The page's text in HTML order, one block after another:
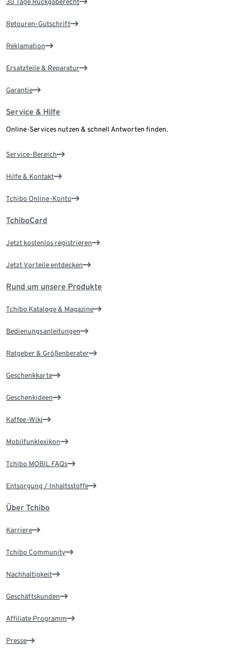
30 Tage Rückgaberecht
Retouren-Gutschrift
Reklamation
Ersatzteile & Reparatur
Garantie
Service & Hilfe
Online-Services nutzen & schnell Antworten finden.
Service-Bereich
Hilfe & Kontakt
Tchibo Online-Konto
TchiboCard
Jetzt kostenlos registrieren
Jetzt Vorteile entdecken
Rund um unsere Produkte
Tchibo Kataloge & Magazine
Bedienungsanleitungen
Ratgeber & Größenberater
Geschenkkarte
Geschenkideen
Kaffee-Wiki
Mobilfunklexikon
Tchibo MOBIL FAQs
Entsorgung / Inhaltsstoffe
Über Tchibo
Karriere
Tchibo Community
Nachhaltigkeit
Geschäftskunden
Affiliate Programm
Presse